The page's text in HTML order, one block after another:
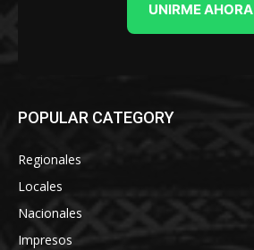
UNIRME AHORA
POPULAR CATEGORY
Regionales
Locales
Nacionales
Impresos